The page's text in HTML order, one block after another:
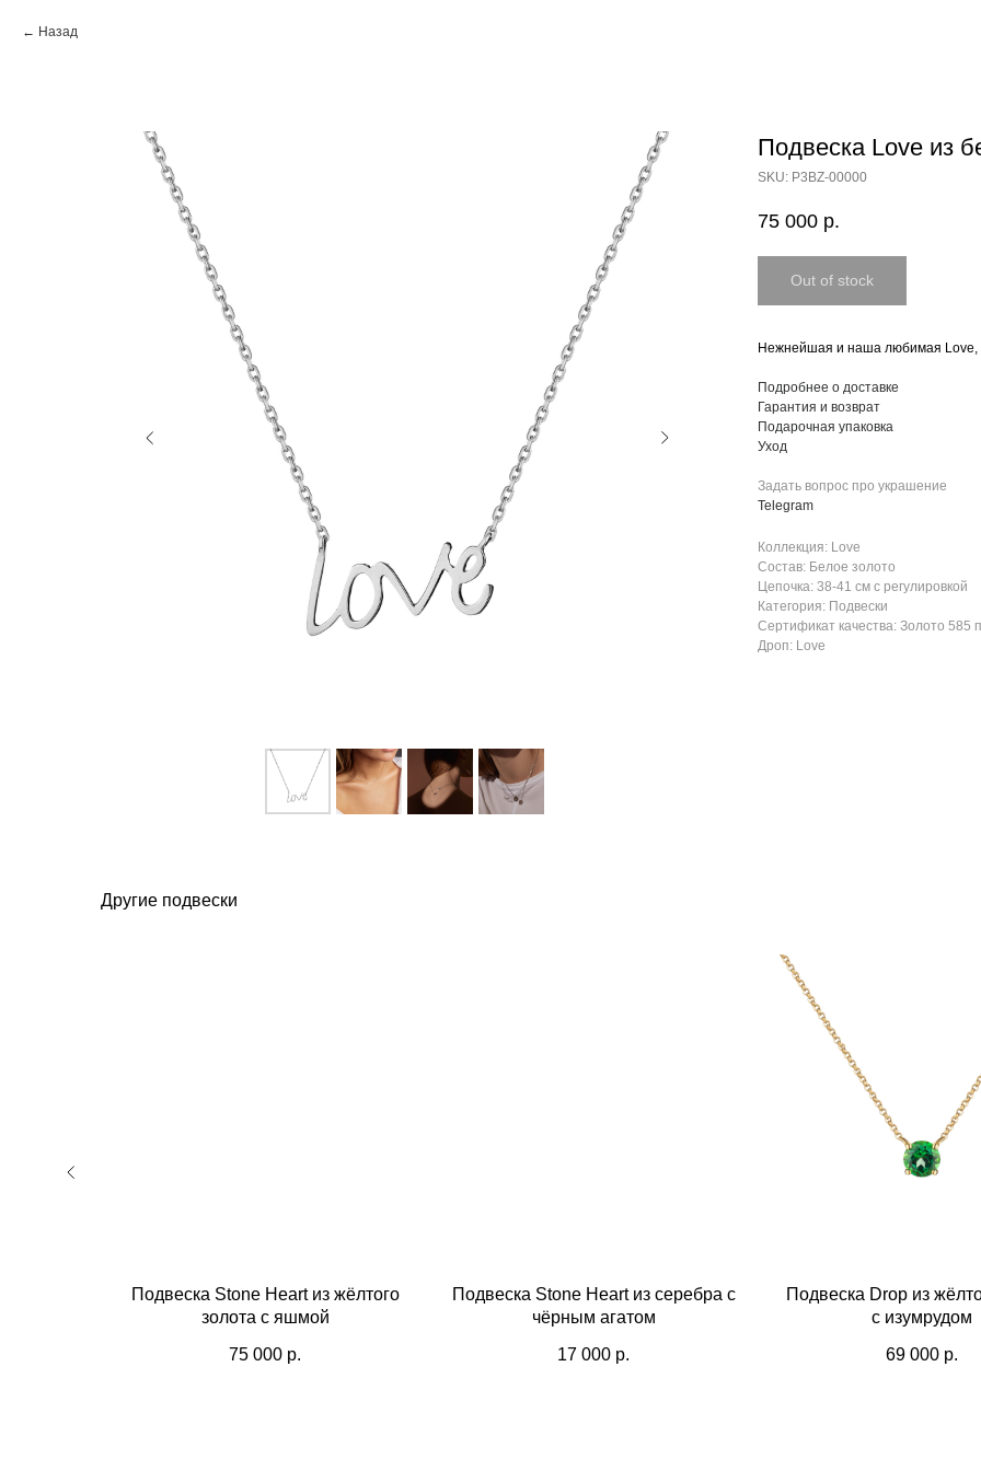
Назад
Подвеска Love из
SKU: P3BZ-00000
75 000 р.
Out of stock
Нежнейшая и наша любимая Love,
Подробнее о доставке
Гарантия и возврат
Подарочная упаковка
Уход
Задать вопрос про украшение
Telegram
Коллекция: Love
Состав: Белое золото
Цепочка: 38-41 см с регулировкой
Категория: Подвески
Сертификат качества: Золото 585
Дроп: Love
Другие подвески
Подвеска Stone Heart из жёлтого
золота с яшмой
75 000 р.
Подвеска Stone Heart из серебра с
чёрным агатом
17 000 р.
Подвеска Drop из
с изумрудом
69 000 р.